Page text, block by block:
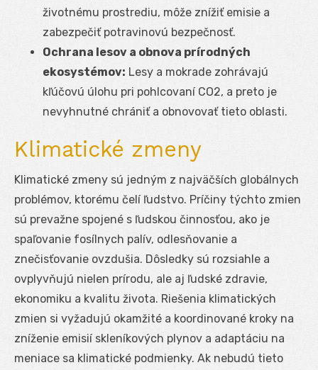
životnému prostrediu, môže znížiť emisie a
zabezpečiť potravinovú bezpečnosť.
Ochrana lesov a obnova prírodných
ekosystémov: Lesy a mokrade zohrávajú
kľúčovú úlohu pri pohlcovaní CO2, a preto je
nevyhnutné chrániť a obnovovať tieto oblasti.
Klimatické zmeny
Klimatické zmeny sú jedným z najväčších globálnych
problémov, ktorému čelí ľudstvo. Príčiny týchto zmien
sú prevažne spojené s ľudskou činnosťou, ako je
spaľovanie fosílnych palív, odlesňovanie a
znečisťovanie ovzdušia. Dôsledky sú rozsiahle a
ovplyvňujú nielen prírodu, ale aj ľudské zdravie,
ekonomiku a kvalitu života. Riešenia klimatických
zmien si vyžadujú okamžité a koordinované kroky na
zníženie emisií skleníkových plynov a adaptáciu na
meniace sa klimatické podmienky. Ak nebudú tieto